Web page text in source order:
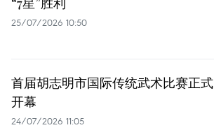
25/07/2026 10:50
首届胡志明市国际传统武术比赛正式
开幕
24/07/2026 11:05